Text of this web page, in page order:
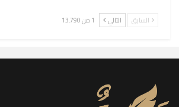
السابق التالي 1 من 13٬790